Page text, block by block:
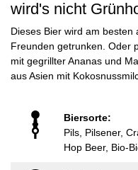
wird's nicht
Dieses Bier wird am
Freunden getrunken. Oder
mit gegrillter Ananas und
aus Asien mit
Biersorte:
Pils, Pilsener,
Hop Beer, Bio-